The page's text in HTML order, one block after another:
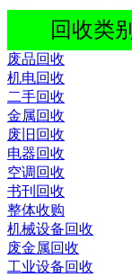
回收类别
废品回收
机电回收
二手回收
金属回收
废旧回收
电器回收
空调回收
书刊回收
整体收购
机械设备回收
废金属回收
工业设备回收